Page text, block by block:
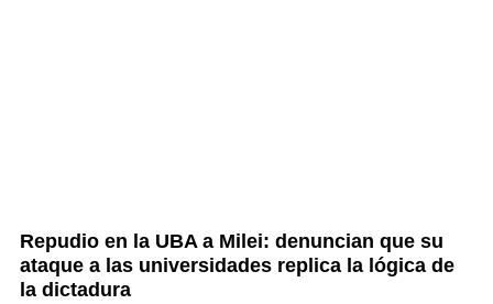
Repudio en la UBA a Milei: denuncian que su
ataque a las universidades replica la lógica de
la dictadura